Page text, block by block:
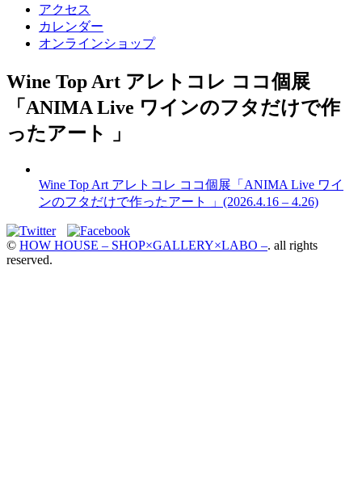
アクセス
カレンダー
オンラインショップ
Wine Top Art アレトコレ ココ個展
「ANIMA Live ワインのフタだけで作
ったアート 」
Wine Top Art アレトコレ ココ個展「ANIMA Live ワイ
ンのフタだけで作ったアート 」(2026.4.16 – 4.26)
© HOW HOUSE – SHOP×GALLERY×LABO –. all rights
reserved.